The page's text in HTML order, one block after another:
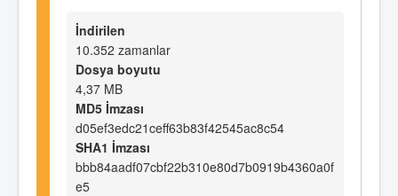
İndirilen
10.352 zamanlar
Dosya boyutu
4,37 MB
MD5 İmzası
d05ef3edc21ceff63b83f42545ac8c54
SHA1 İmzası
bbb84aadf07cbf22b310e80d7b0919b4360a0f
e5